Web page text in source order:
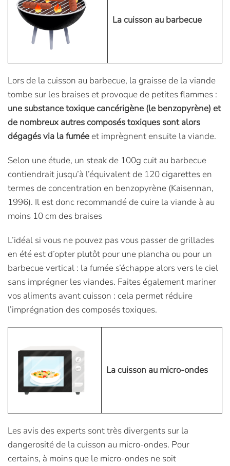
La cuisson au barbecue
Lors de la cuisson au barbecue, la graisse de la viande
tombe sur les braises et provoque de petites flammes :
une substance toxique cancérigène (le benzopyrène) et
de nombreux autres composés toxiques sont alors
dégagés via la fuméeet imprègnent ensuite la viande.
Selon une étude, un steak de 100g cuit au barbecue
contiendrait jusqu’à l’équivalent de 120 cigarettes en
termes de concentration en benzopyrène (Kaisennan,
1996). Il est donc recommandé de cuire la viande à au
moins 10 cm des braises
L’idéal si vous ne pouvez pas vous passer de grillades
en été est d’opter plutôt pour une plancha ou pour un
barbecue vertical : la fumée s’échappe alors vers le ciel
sans imprégner les viandes. Faites également mariner
vos aliments avant cuisson : cela permet réduire
l’imprégnation des composés toxiques.
La cuisson au micro-ondes
Les avis des experts sont très divergents sur la
dangerosité de la cuisson au micro-ondes. Pour
certains, à moins que le micro-ondes ne soit